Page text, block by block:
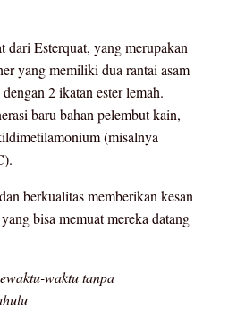
Esterquat, yang merupakan
yang memiliki dua rantai asam
2 ikatan ester lemah.
baru bahan pelembut kain,
(misalnya
berkualitas memberikan kesan
bisa memuat mereka datang
waktu tanpa